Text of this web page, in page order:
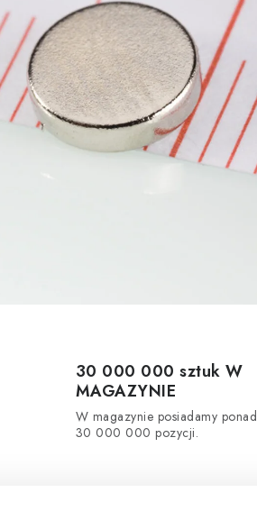
30 000 000 sztuk W
MAGAZYNIE
W magazynie posiadamy ponad
30 000 000 pozycji.